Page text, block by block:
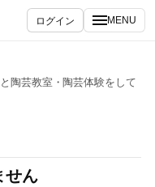
ログイン MENU
陶芸教室・陶芸体験をして
せん